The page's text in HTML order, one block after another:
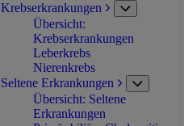
Krebserkrankungen
Untermenü
Übersicht:
Krebserkrankungen
Leberkrebs
Nierenkrebs
Seltene Erkrankungen
Übersicht: Seltene
Erkrankungen